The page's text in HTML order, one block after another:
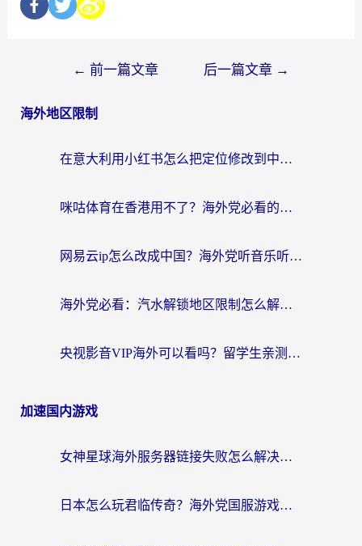
← 前一篇文章 后一篇文章 →
海外地区限制
在意大利用小红书怎么把定位修改到中国国内？3个实用技巧+1个靠谱工具帮你搞定
咪咕体育在香港用不了？海外党必看的回国加速器选择指南（附3个真实场景解决方案）
网易云ip怎么改成中国？海外党听音乐听书的无痛解决方案
海外党必看：汽水解锁地区限制怎么解除？3招解决国内影音&生活服务难题
央视影音VIP海外可以看吗？留学生亲测有效的回国加速器选择指南
加速国内游戏
女神星球海外服务器链接失败怎么解决？海外党国服游戏加速避坑指南
日本怎么玩君临传奇？海外党国服游戏加速避坑指南（附菲律宾欧洲玩家实测）